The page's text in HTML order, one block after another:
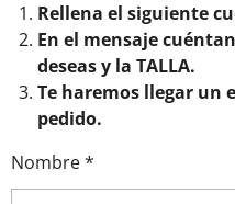
Rellena el siguiente
En el mensaje
deseas y la TALLA.
Te haremos llegar un
pedido.
Nombre *